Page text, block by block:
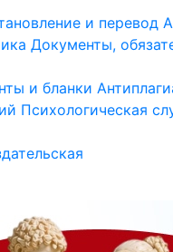
и перевод
Документы,
и бланки
Психологическая